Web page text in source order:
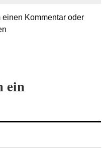
Kommentar oder
ein